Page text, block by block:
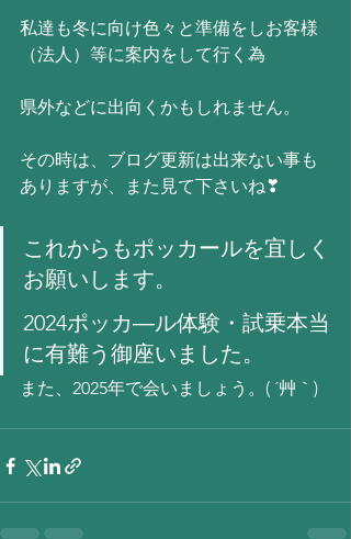
私達も冬に向け色々と準備をしお客様
（法人）等に案内をして行く為
県外などに出向くかもしれません。
その時は、ブログ更新は出来ない事も
ありますが、また見て下さいね❣
これからもポッカールを宜しく
お願いします。
2024ポッカ―ル体験・試乗本当
に有難う御座いました。
また、2025年で会いましょう。( ´艸｀)